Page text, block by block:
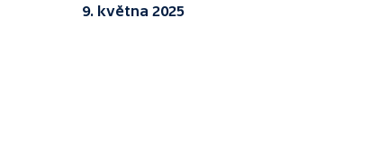
9. května 2025